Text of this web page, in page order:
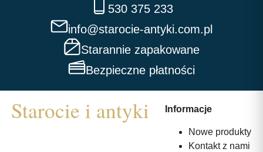
530 375 233
info@starocie-antyki.com.pl
Starannie zapakowane
Bezpieczne płatności
Informacje
Nowe produkty
Kontakt z nami